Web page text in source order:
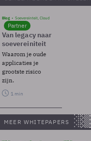
Blog Soevereinteit, Cloud
Partner
Van legacy naar
soevereiniteit
Waarom je oude
applicaties je
grootste risico
zijn.
1 min
MEER WHITEPAPERS